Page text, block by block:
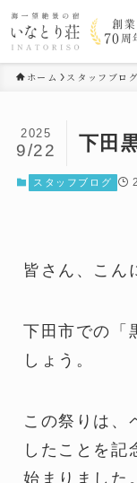
ホーム スタッフブログ
下田
2025
9/22
スタッフブログ
皆さん、こん
下田市での「
しょう。
この祭りは、
したことを
始まりました。